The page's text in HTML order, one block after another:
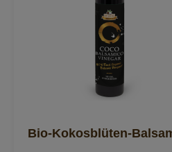
Bio-Kokosblüten-